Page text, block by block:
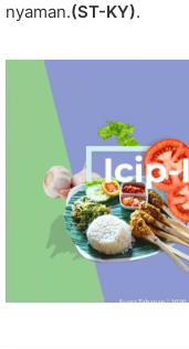
nyaman.(ST-KY).